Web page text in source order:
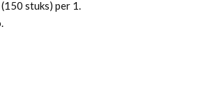
stuks) per 1.